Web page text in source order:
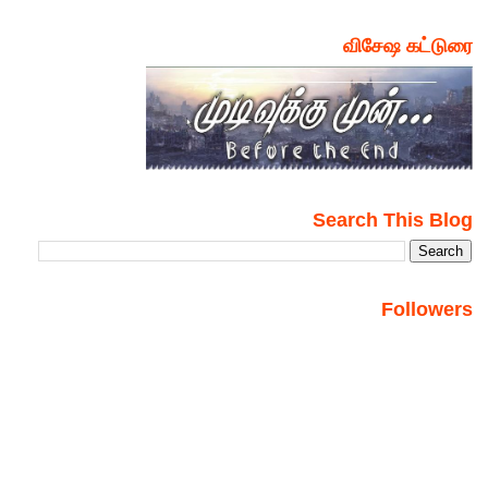
விசேஷ கட்டுரை
Search This Blog
Followers